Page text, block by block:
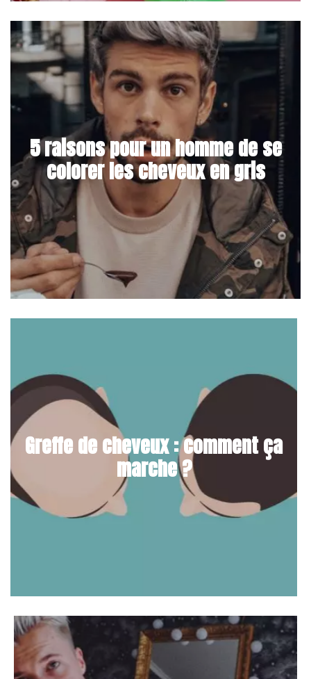
5 raisons pour un homme de se
colorer les cheveux en gris
Greffe de cheveux : comment ça
marche ?